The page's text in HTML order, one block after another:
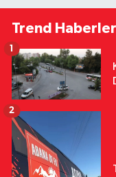
Trend Haberler
1
2